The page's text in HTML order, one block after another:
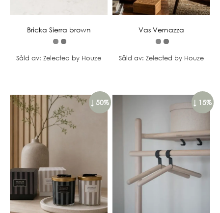
Bricka Sierra brown
Såld av: Zelected by Houze
Vas Vernazza
Såld av: Zelected by Houze
↓ 50% ↓ 15%